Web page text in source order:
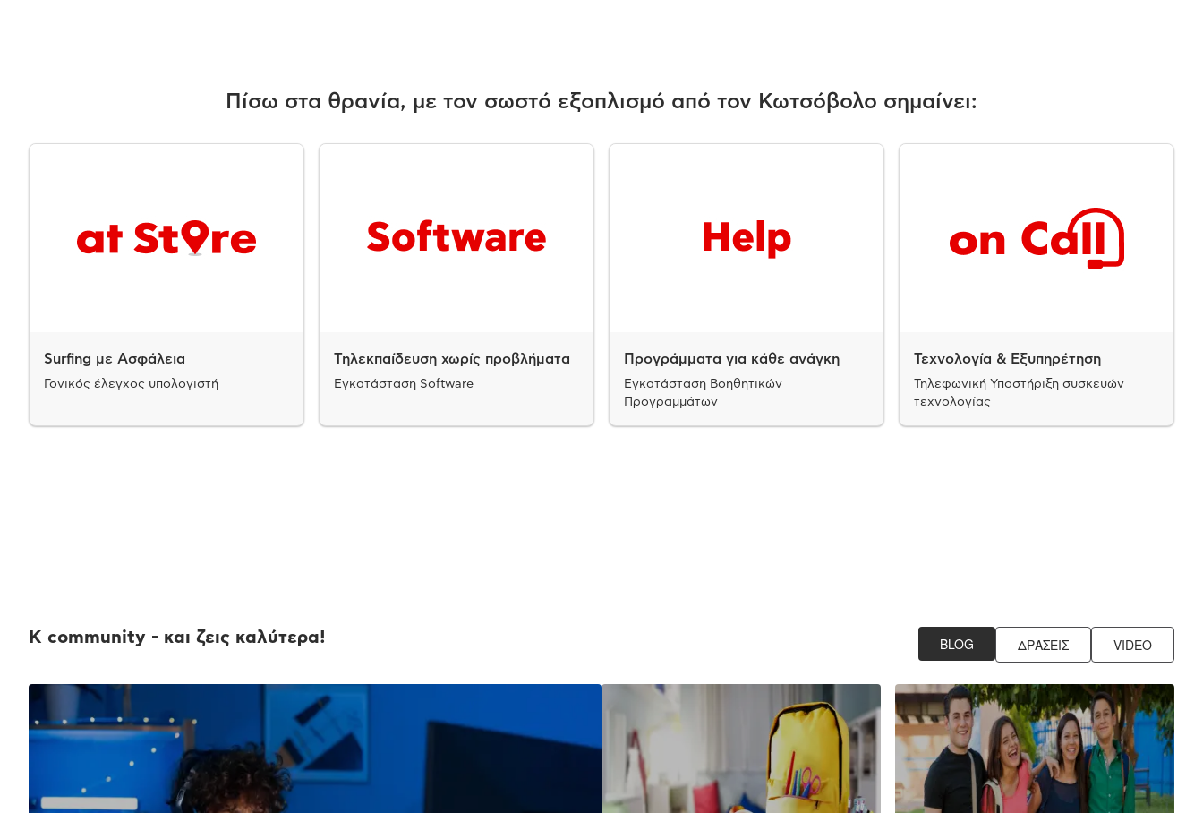
Πίσω στα θρανία, με τον σωστό εξοπλισμό από τον Κωτσόβολο σημαίνει:
Surfing με Ασφάλεια
Γονικός έλεγχος υπολογιστή
Τηλεκπαίδευση χωρίς προβλήματα
Εγκατάσταση Software
Προγράμματα για κάθε ανάγκη
Εγκατάσταση Βοηθητικών
Προγραμμάτων
Τεχνολογία & Εξυπηρέτηση
Τηλεφωνική Υποστήριξη συσκευών
τεχνολογίας
K community - και ζεις καλύτερα! BLOG ΔΡΑΣΕΙΣ VIDEO